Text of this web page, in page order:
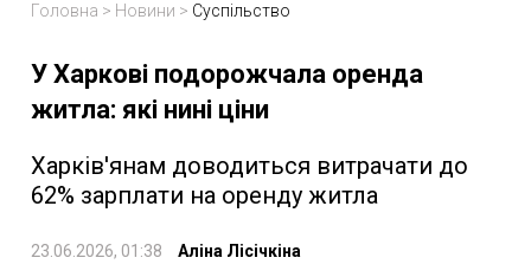
Головна > Новини > Суспільство
У Харкові подорожчала оренда
житла: які нині ціни
Харків'янам доводиться витрачати до
62% зарплати на оренду житла
23.06.2026, 01:38 Аліна Лісічкіна